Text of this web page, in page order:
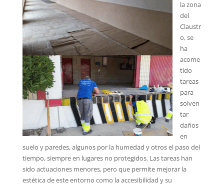
la zona
del
Claustr
o, se
ha
acome
tido
tareas
para
solven
tar
daños
en
suelo y paredes, algunos por la humedad y otros el paso del
tiempo, siempre en lugares no protegidos. Las tareas han
sido actuaciones menores, pero que permite mejorar la
estética de este entorno como la accesibilidad y su